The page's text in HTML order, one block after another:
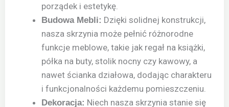
porządek i estetykę.
Budowa Mebli: Dzięki solidnej konstrukcji,
nasza skrzynia może pełnić różnorodne
funkcje meblowe, takie jak regał na książki,
półka na buty, stolik nocny czy kawowy, a
nawet ścianka działowa, dodając charakteru
i funkcjonalności każdemu pomieszczeniu.
Dekoracja: Niech nasza skrzynia stanie się